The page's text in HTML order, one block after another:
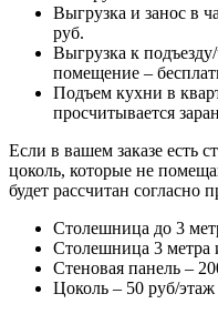
Выгрузка и занос в
руб.
Выгрузка к
помещение –
Подъем кухни в
просчитывается
Если в вашем заказе есть
цоколь, которые не
будет рассчитан согласно
Столешница до 3
Столешница 3 метра
Стеновая панель –
Цоколь – 50 руб/этаж